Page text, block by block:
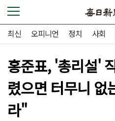
최신 오피니언 정치 사회
홍준표, '총리설'
렸으면 터무니 없
라"